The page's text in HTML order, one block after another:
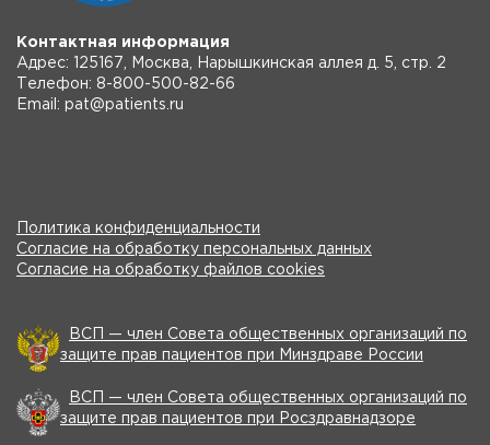
Контактная информация
Адрес: 125167, Москва, Нарышкинская аллея д. 5, стр. 2
Телефон: 8-800-500-82-66
Email: pat@patients.ru
Политика конфиденциальности
Согласие на обработку персональных данных
Согласие на обработку файлов cookies
ВСП — член Совета общественных организаций по
защите прав пациентов при Минздраве России
ВСП — член Совета общественных организаций по
защите прав пациентов при Росздравнадзоре